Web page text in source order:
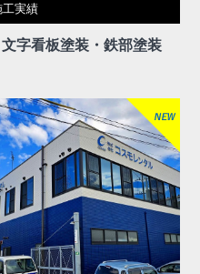
実績
字看板塗装・鉄部塗装